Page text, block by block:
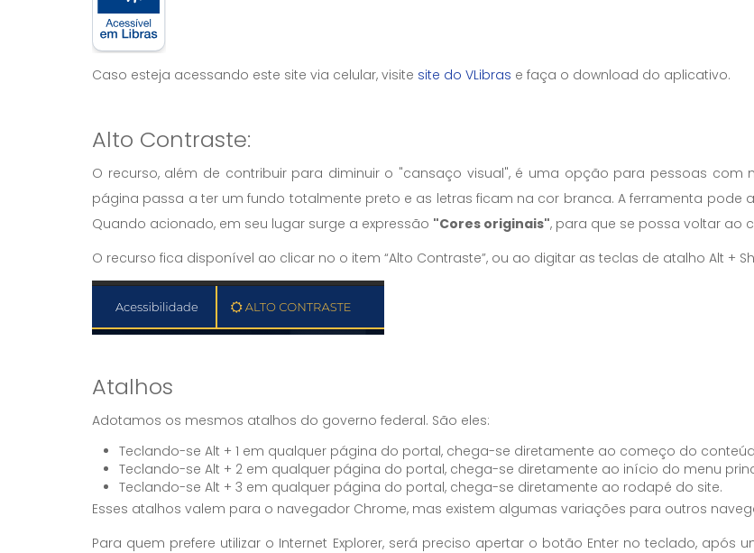
Caso esteja acessando este site via celular, visite site do VLibras e faça o download do aplicativo.
Alto Contraste:
O recurso, além de contribuir para diminuir o "cansaço visual", é uma opção para pessoas com
página passa a ter um fundo totalmente preto e as letras ficam na cor branca. A ferramenta
Quando acionado, em seu lugar surge a expressão "Cores originais", para que se possa voltar ao
O recurso fica disponível ao clicar no o item “Alto Contraste”, ou ao digitar as teclas de atalho Alt +
Atalhos
Adotamos os mesmos atalhos do governo federal. São eles:
Teclando-se Alt + 1 em qualquer página do portal, chega-se diretamente ao começo do
Teclando-se Alt + 2 em qualquer página do portal, chega-se diretamente ao início do menu
Teclando-se Alt + 3 em qualquer página do portal, chega-se diretamente ao rodapé do site.
Esses atalhos valem para o navegador Chrome, mas existem algumas variações para outros
Para quem prefere utilizar o Internet Explorer, será preciso apertar o botão Enter no teclado,